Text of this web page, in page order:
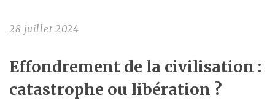
28 juillet 2024
Effondrement de la civilisation :
catastrophe ou libération ?